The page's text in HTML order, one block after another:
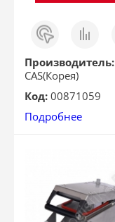
Заказ
в 1
клик
Сравнить
Производитель:
CAS(Корея)
Код: 00871059
Подробнее